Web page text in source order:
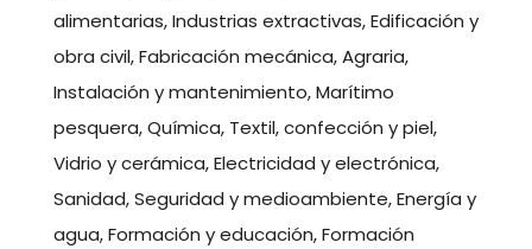
alimentarias, Industrias extractivas, Edificación y
obra civil, Fabricación mecánica, Agraria,
Instalación y mantenimiento, Marítimo
pesquera, Química, Textil, confección y piel,
Vidrio y cerámica, Electricidad y electrónica,
Sanidad, Seguridad y medioambiente, Energía y
agua, Formación y educación, Formación